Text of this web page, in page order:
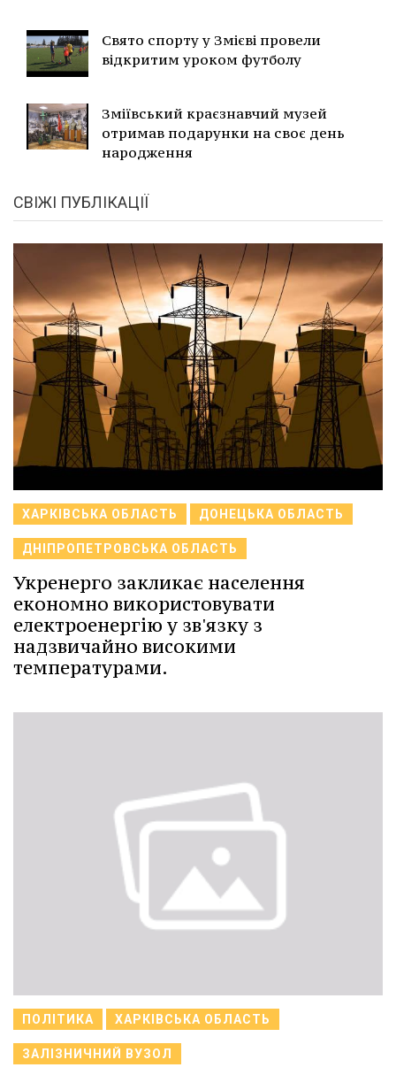
Свято спорту у Змієві провели
відкритим уроком футболу
Зміївський краєзнавчий музей
отримав подарунки на своє день
народження
СВІЖІ ПУБЛІКАЦІЇ
ХАРКІВСЬКА ОБЛАСТЬ ДОНЕЦЬКА ОБЛАСТЬ
ДНІПРОПЕТРОВСЬКА ОБЛАСТЬ
Укренерго закликає населення
економно використовувати
електроенергію у зв'язку з
надзвичайно високими
температурами.
ПОЛІТИКА ХАРКІВСЬКА ОБЛАСТЬ
ЗАЛІЗНИЧНИЙ ВУЗОЛ